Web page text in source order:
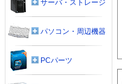
サーバ・ストレージ
パソコン・周辺機器
PCパーツ